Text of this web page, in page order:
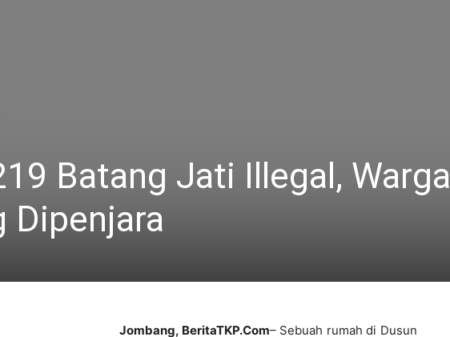
Batang Jati Illegal, Warga
Dipenjara
Jombang, BeritaTKP.Com– Sebuah rumah di Dusun